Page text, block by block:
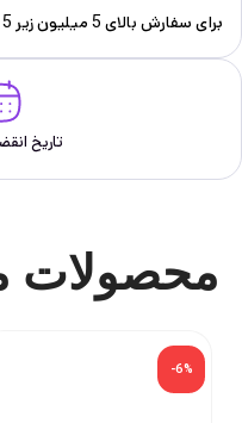
برای سفارش‌ بالای 5 میلیون زیر 5 کیلو
تاریخ
محصولات
-6%